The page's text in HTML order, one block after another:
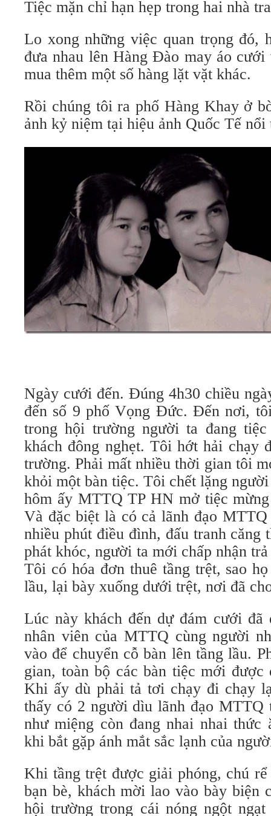
Tiệc mặn chỉ hạn hẹp trong hai nhà
Lo xong những việc quan trọng đó,
đưa nhau lên Hàng Đào may áo
mua thêm một số hàng lặt vặt khác.
Rồi chúng tôi ra phố Hàng Khay ở
ảnh kỷ niệm tại hiệu ảnh Quốc Tế nổi
Ngày cưới đến. Đúng 4h30 chiều
đến số 9 phố Vọng Đức. Đến nơi,
trong hội trường người ta đang
khách đông nghẹt. Tôi hớt hải chạy
trường. Phải mất nhiều thời gian tôi
khỏi một bàn tiệc. Tôi chết lặng
hôm ấy MTTQ TP HN mở tiệc
Và đặc biệt là có cả lãnh đạo
nhiều phút điều đình, đấu tranh căng
phát khóc, người ta mới chấp nhận
Tôi có hóa đơn thuê tầng trệt, sao
lầu, lại bày xuống dưới trệt, nơi đã
Lúc này khách đến dự đám cưới đã
nhân viên của MTTQ cùng người
vào để chuyển cỗ bàn lên tầng lầu.
gian, toàn bộ các bàn tiệc mới được
Khi ấy dù phải tả tơi chạy đi chạy
thấy có 2 người dìu lãnh đạo MTTQ
như miệng còn đang nhai nhai thức
khi bắt gặp ánh mắt sắc lạnh của
Khi tầng trệt được giải phóng, chú
bạn bè, khách mời lao vào bày biện
hội trường trong cái nóng ngột